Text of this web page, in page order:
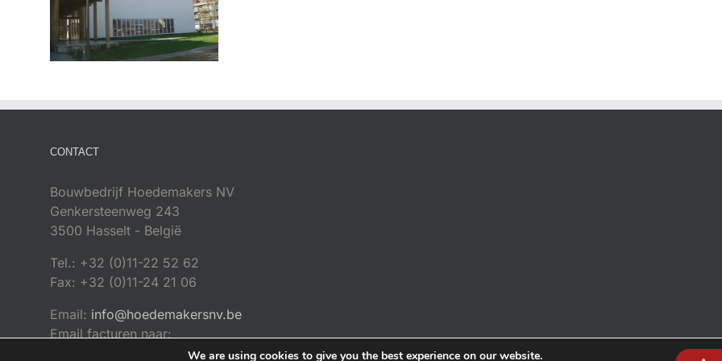
CONTACT
Bouwbedrijf Hoedemakers NV
Genkersteenweg 243
3500 Hasselt - België
Tel.: +32 (0)11-22 52 62
Fax: +32 (0)11-24 21 06
Email: info@hoedemakersnv.be
Email facturen naar:
factuurdigitaal@hoedemakersnv.beWe are using cookies to give you the best experience on our website.